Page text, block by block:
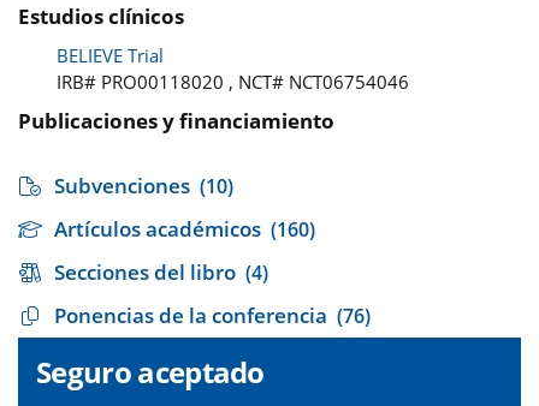
Estudios clínicos
BELIEVE Trial
IRB# PRO00118020 , NCT# NCT06754046
Publicaciones y financiamiento
Subvenciones (10)
Artículos académicos (160)
Secciones del libro (4)
Ponencias de la conferencia (76)
Seguro aceptado